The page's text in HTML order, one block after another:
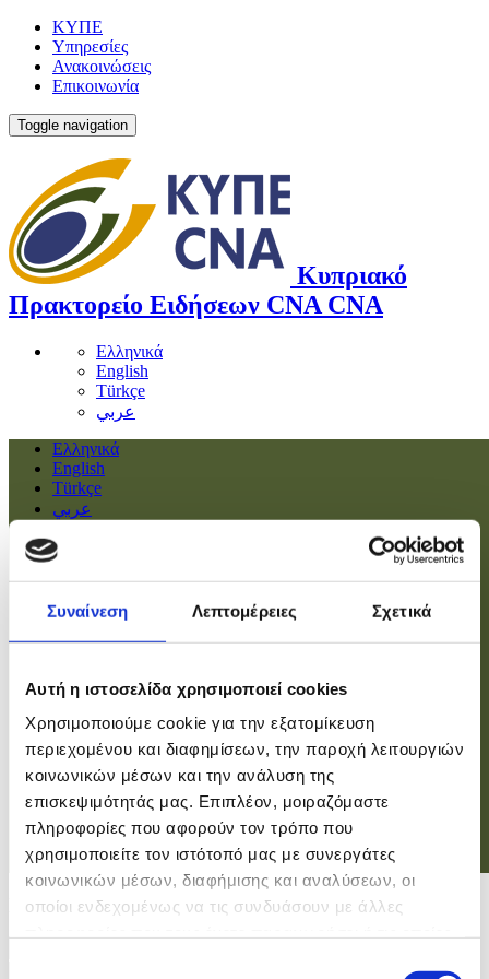
Συναίνεση Λεπτομέρειες Σχετικά
Αυτή η ιστοσελίδα χρησιμοποιεί cookies
Χρησιμοποιούμε cookie για την εξατομίκευση
περιεχομένου και διαφημίσεων, την παροχή λειτουργιών
κοινωνικών μέσων και την ανάλυση της
επισκεψιμότητάς μας. Επιπλέον, μοιραζόμαστε
πληροφορίες που αφορούν τον τρόπο που
χρησιμοποιείτε τον ιστότοπό μας με συνεργάτες
κοινωνικών μέσων, διαφήμισης και αναλύσεων, οι
οποίοι ενδεχομένως να τις συνδυάσουν με άλλες
ΚΥΠΕ
Υπηρεσίες
Ανακοινώσεις
Επικοινωνία
Toggle navigation
Κυπριακό
Πρακτορείο Ειδήσεων CNA CNA
Ελληνικά
English
Türkçe
عربي
Ελληνικά
English
Türkçe
عربي
Αρχική
Πολιτική
Οικονομία
Βουλή
Εσωτερικά
Ευρώπη
Κόσμος
Αθλητικά
Virals
Επιστήμες
Σύνδεση
Σύνδεση